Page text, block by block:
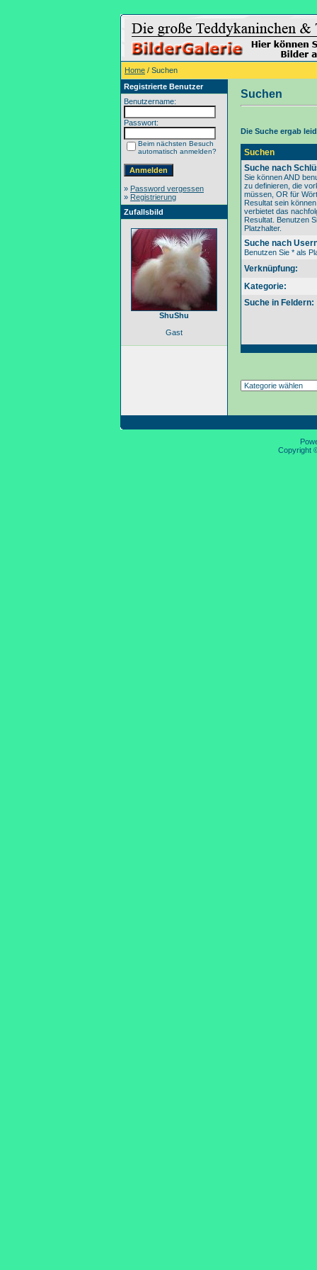
Home / Suchen
Registrierte Benutzer
Benutzername:
Passwort:
Beim nächsten Besuch
automatisch anmelden?
» Password vergessen
» Registrierung
Zufallsbild
ShuShu
Gast
Suchen
Die Suche ergab
Suchen
Suche nach
Sie können AND
zu definieren, die
müssen, OR für
Resultat sein
verbietet das
Resultat. Benutzen
Platzhalter.
Suche nach
Benutzen Sie * als
Verknüpfung:
Kategorie:
Suche in Feldern:
Copyright